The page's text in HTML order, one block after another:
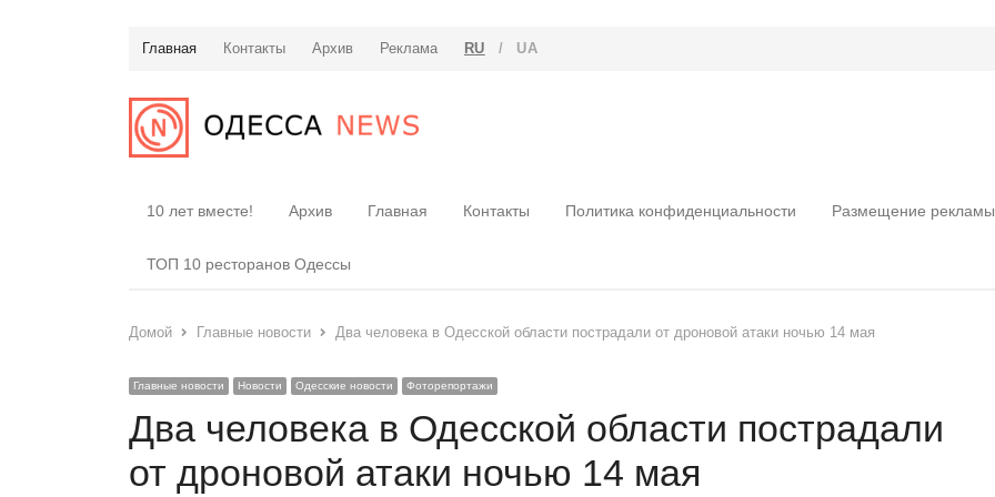
Главная Контакты Архив Реклама RU / UA
10 лет вместе! Архив Главная Контакты Политика конфиденциальности Размещение рекламы
ТОП 10 ресторанов Одессы
Домой Главные новости Два человека в Одесской области пострадали от дроновой атаки ночью 14 мая
Главные новости Новости Одесские новости Фоторепортажи
Два человека в Одесской области пострадали
от дроновой атаки ночью 14 мая